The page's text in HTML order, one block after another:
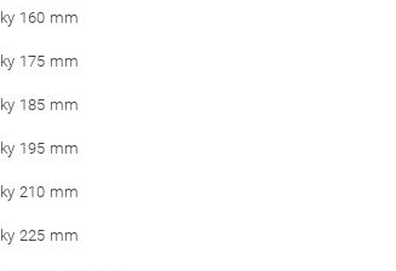
160 mm
175 mm
185 mm
195 mm
210 mm
225 mm